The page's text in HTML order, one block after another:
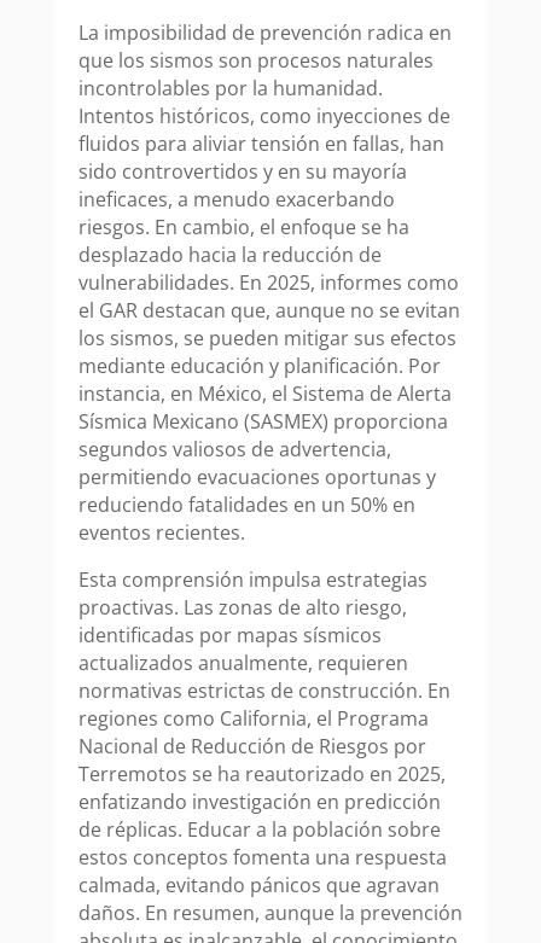
La imposibilidad de prevención radica en
que los sismos son procesos naturales
incontrolables por la humanidad.
Intentos históricos, como inyecciones de
fluidos para aliviar tensión en fallas, han
sido controvertidos y en su mayoría
ineficaces, a menudo exacerbando
riesgos. En cambio, el enfoque se ha
desplazado hacia la reducción de
vulnerabilidades. En 2025, informes como
el GAR destacan que, aunque no se evitan
los sismos, se pueden mitigar sus efectos
mediante educación y planificación. Por
instancia, en México, el Sistema de Alerta
Sísmica Mexicano (SASMEX) proporciona
segundos valiosos de advertencia,
permitiendo evacuaciones oportunas y
reduciendo fatalidades en un 50% en
eventos recientes.
Esta comprensión impulsa estrategias
proactivas. Las zonas de alto riesgo,
identificadas por mapas sísmicos
actualizados anualmente, requieren
normativas estrictas de construcción. En
regiones como California, el Programa
Nacional de Reducción de Riesgos por
Terremotos se ha reautorizado en 2025,
enfatizando investigación en predicción
de réplicas. Educar a la población sobre
estos conceptos fomenta una respuesta
calmada, evitando pánicos que agravan
daños. En resumen, aunque la prevención